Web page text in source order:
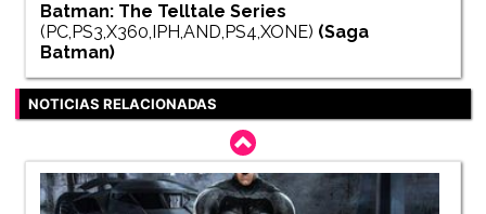
Batman: The Telltale Series
(PC,PS3,X360,IPH,AND,PS4,XONE) (Saga
Batman)
NOTICIAS RELACIONADAS